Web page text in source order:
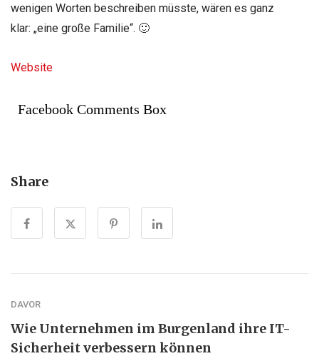
wenigen Worten beschreiben müsste, wären es ganz
klar: „eine große Familie“. 🙂
Website
Facebook Comments Box
Share
DAVOR
Wie Unternehmen im Burgenland ihre IT-
Sicherheit verbessern können